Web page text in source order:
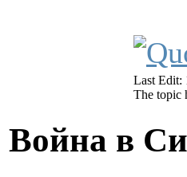
Last Edit:
The topic
Война в